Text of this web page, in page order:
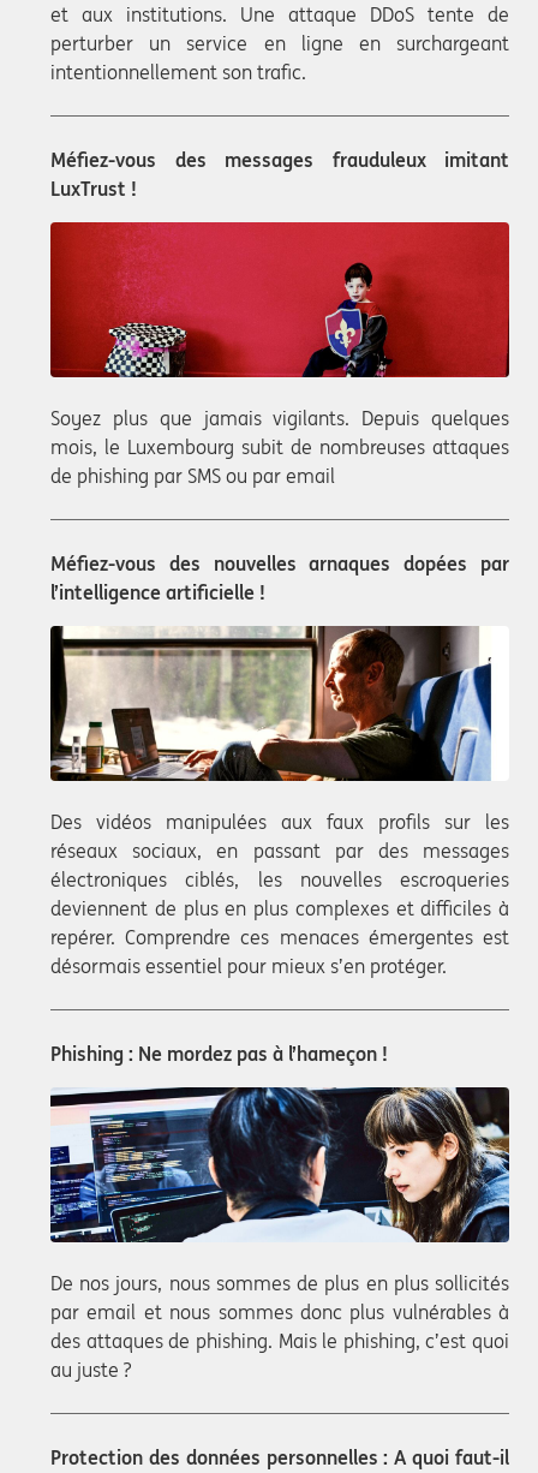
et aux institutions. Une attaque DDoS tente de
perturber un service en ligne en surchargeant
intentionnellement son trafic.
Méfiez-vous des messages frauduleux imitant
LuxTrust !
Soyez plus que jamais vigilants. Depuis quelques
mois, le Luxembourg subit de nombreuses attaques
de phishing par SMS ou par email
Méfiez-vous des nouvelles arnaques dopées par
l’intelligence artificielle !
Des vidéos manipulées aux faux profils sur les
réseaux sociaux, en passant par des messages
électroniques ciblés, les nouvelles escroqueries
deviennent de plus en plus complexes et difficiles à
repérer. Comprendre ces menaces émergentes est
désormais essentiel pour mieux s’en protéger.
Phishing : Ne mordez pas à l’hameçon !
De nos jours, nous sommes de plus en plus sollicités
par email et nous sommes donc plus vulnérables à
des attaques de phishing. Mais le phishing, c’est quoi
au juste ?
Protection des données personnelles : A quoi faut-il